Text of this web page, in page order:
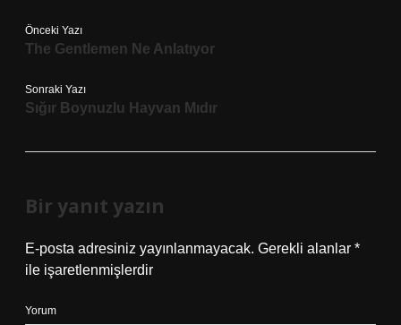
Önceki Yazı
The Gentlemen Ne Anlatıyor
Sonraki Yazı
Sığır Boynuzlu Hayvan Mıdır
Bir yanıt yazın
E-posta adresiniz yayınlanmayacak. Gerekli alanlar *
ile işaretlenmişlerdir
Yorum